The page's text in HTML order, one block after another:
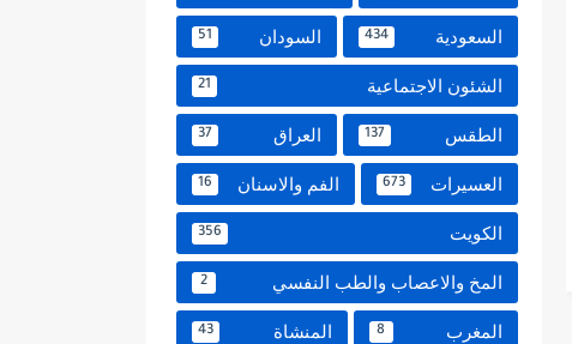
السعودية 434 السودان 51
الشئون الاجتماعية 21
الطقس 137 العراق 37
العسيرات 673 الفم والاسنان 16
الكويت 356
المخ والاعصاب والطب النفسي 2
المغرب 8 المنشاة 43